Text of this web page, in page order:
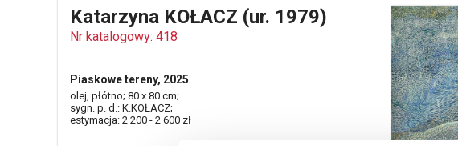
Katarzyna KOŁACZ (ur. 1979)
Nr katalogowy: 418
Piaskowe tereny, 2025
olej, płótno; 80 x 80 cm;
sygn. p. d.: K.KOŁACZ;
estymacja: 2 200 - 2 600 zł